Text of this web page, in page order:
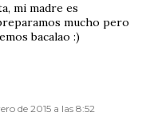
mi madre es
mucho pero
bacalao :)
de 2015 a las 8:52